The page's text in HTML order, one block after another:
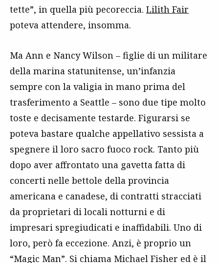
tette”, in quella più pecoreccia. Lilith Fair
poteva attendere, insomma.
Ma Ann e Nancy Wilson – figlie di un militare
della marina statunitense, un’infanzia
sempre con la valigia in mano prima del
trasferimento a Seattle – sono due tipe molto
toste e decisamente testarde. Figurarsi se
poteva bastare qualche appellativo sessista a
spegnere il loro sacro fuoco rock. Tanto più
dopo aver affrontato una gavetta fatta di
concerti nelle bettole della provincia
americana e canadese, di contratti stracciati
da proprietari di locali notturni e di
impresari spregiudicati e inaffidabili. Uno di
loro, però fa eccezione. Anzi, è proprio un
“Magic Man”. Si chiama Michael Fisher ed è il